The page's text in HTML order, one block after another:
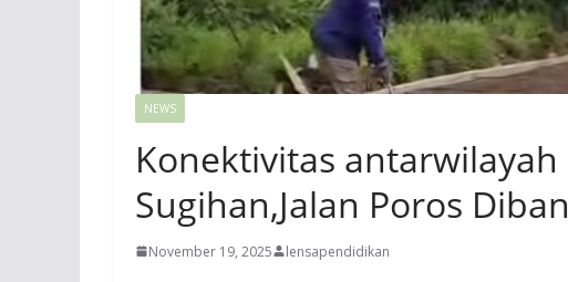
NEWS
Konektivitas
Sugihan,Jalan Poros
November 19, 2025 lensapendidikan